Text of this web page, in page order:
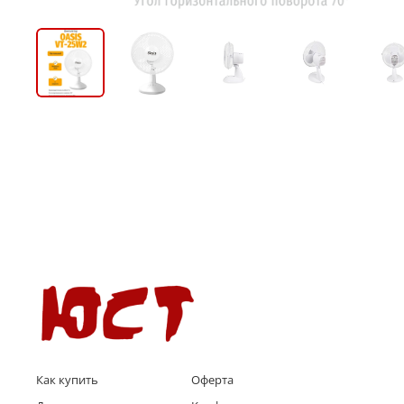
Как купить
Оферта